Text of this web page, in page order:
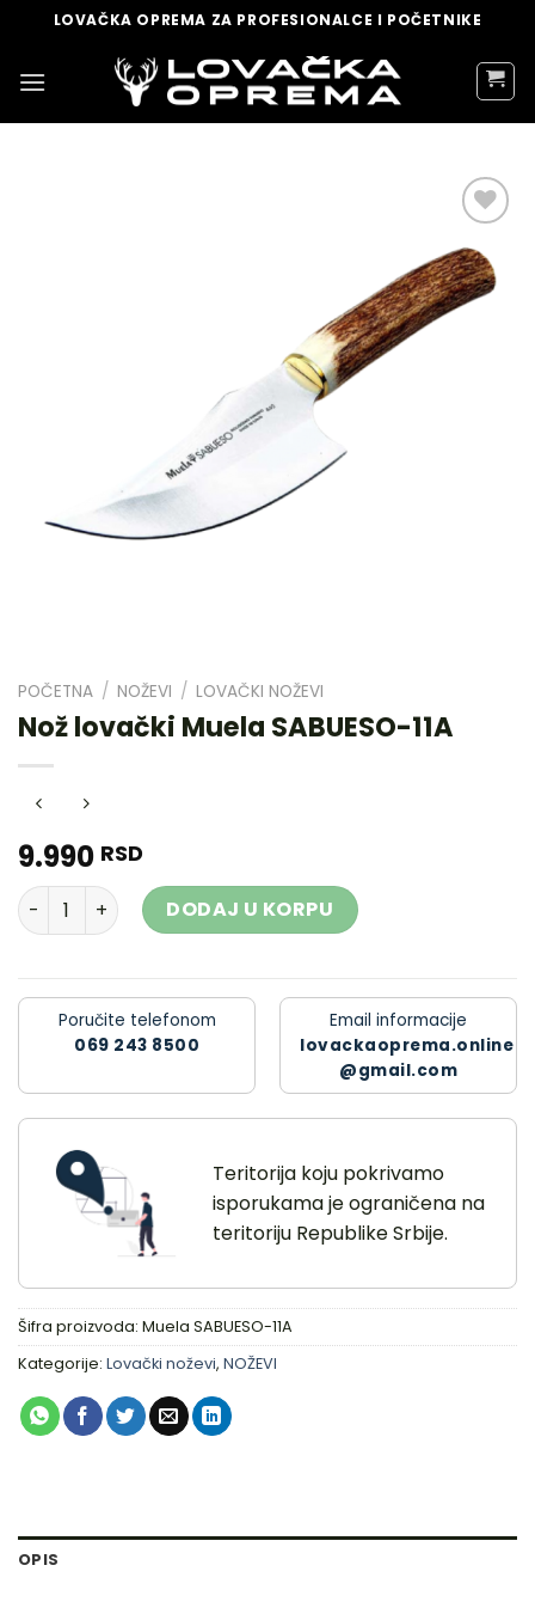
content
LOVAČKA OPREMA ZA PROFESIONALCE I POČETNIKE
DODAJ
POČETNA / NOŽEVI / LOVAČKI NOŽEVI
Nož lovački Muela SABUESO-11A
9.990 RSD
Nož lovački Muela SABUESO-11A količina
DODAJ U KORPU
Poručite telefonom
069 243 8500
Email informacije
lovackaoprema.online
@gmail.com
Teritorija koju pokrivamo
isporukama je ograničena na
teritoriju Republike Srbije.
Šifra proizvoda: Muela SABUESO-11A
Kategorije: Lovački noževi, NOŽEVI
OPIS